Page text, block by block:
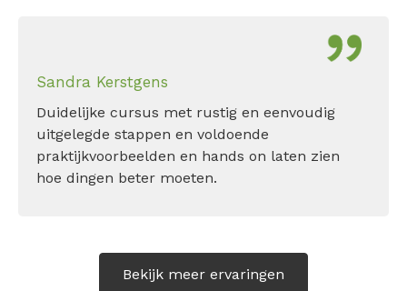
Sandra Kerstgens
Duidelijke cursus met rustig en eenvoudig
uitgelegde stappen en voldoende
praktijkvoorbeelden en hands on laten zien
hoe dingen beter moeten.
Bekijk meer ervaringen